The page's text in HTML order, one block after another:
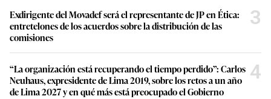
Exdirigente del Movadef será el representante de JP en Ética:
entretelones de los acuerdos sobre la distribución de las
comisiones
3
“La organización está recuperando el tiempo perdido”: Carlos
Neuhaus, expresidente de Lima 2019, sobre los retos a un año
de Lima 2027 y en qué más está preocupado el Gobierno
4